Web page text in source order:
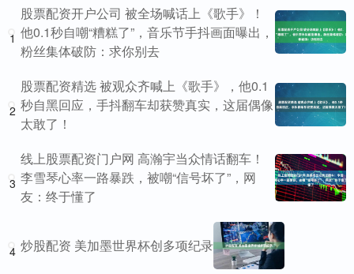
1
股票配资开户公司 被全场喊话上《歌手》！
他0.1秒自嘲“糟糕了”，音乐节手抖画面曝出，
粉丝集体破防：求你别去
2
股票配资精选 被观众齐喊上《歌手》，他0.1
秒自黑回应，手抖翻车却获赞真实，这届偶像
太敢了！
3
线上股票配资门户网 高瀚宇当众情话翻车！
李雪琴心率一路暴跌，被嘲“信号坏了”，网
友：终于懂了
4 炒股配资 美加墨世界杯创多项纪录